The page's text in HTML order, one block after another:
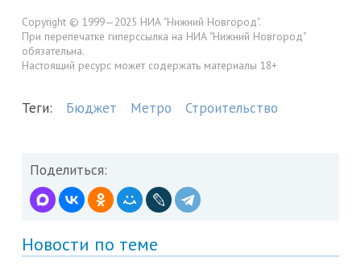
Copyright © 1999—2025 НИА "Нижний Новгород".
При перепечатке гиперссылка на НИА "Нижний Новгород"
обязательна.
Настоящий ресурс может содержать материалы 18+
Теги: Бюджет Метро Строительство
Поделиться:
Новости по теме